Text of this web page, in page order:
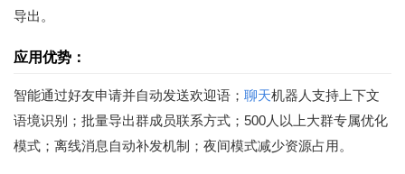
导出。
应用优势：
智能通过好友申请并自动发送欢迎语； 聊天机器人支持上下文
语境识别；批量导出群成员联系方式；500人以上大群专属优化
模式；离线消息自动补发机制；夜间模式减少资源占用。